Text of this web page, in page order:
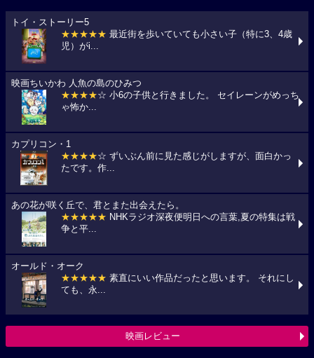
トイ・ストーリー5
★★★★★ 最近街を歩いていても小さい子（特に3、4歳
児）がi...
映画ちいかわ 人魚の島のひみつ
★★★★☆ 小6の子供と行きました。 セイレーンがめっち
ゃ怖か...
カプリコン・1
★★★★☆ ずいぶん前に見た感じがしますが、面白かっ
たです。作...
あの花が咲く丘で、君とまた出会えたら。
★★★★★ NHKラジオ深夜便明日への言葉,夏の特集は戦
争と平...
オールド・オーク
★★★★★ 素直にいい作品だったと思います。 それにし
ても、永...
映画レビュー